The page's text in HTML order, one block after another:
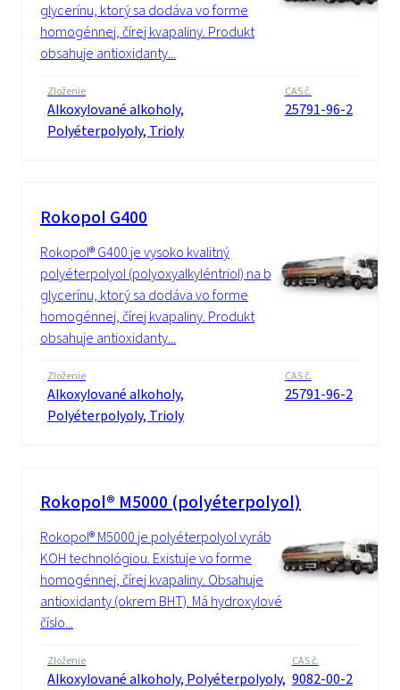
glycerínu, ktorý sa dodáva vo forme
homogénnej, čírej kvapaliny. Produkt
obsahuje antioxidanty...
Zloženie
Alkoxylované alkoholy,
Polyéterpolyoly, Trioly
CAS č.
25791-96-2
Rokopol G400
Rokopol® G400 je vysoko kvalitný
polyéterpolyol (polyoxyalkyléntriol) na báze
glycerínu, ktorý sa dodáva vo forme
homogénnej, čírej kvapaliny. Produkt
obsahuje antioxidanty...
Zloženie
Alkoxylované alkoholy,
Polyéterpolyoly, Trioly
CAS č.
25791-96-2
Rokopol® M5000 (polyéterpolyol)
Rokopol® M5000 je polyéterpolyol vyrábaný
KOH technológiou. Existuje vo forme
homogénnej, čírej kvapaliny. Obsahuje
antioxidanty (okrem BHT). Má hydroxylové
číslo...
Zloženie
Alkoxylované alkoholy, Polyéterpolyoly,
CAS č.
9082-00-2